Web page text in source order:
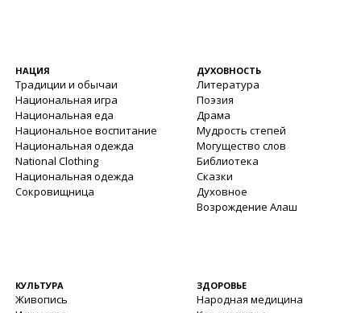
НАЦИЯ
Традиции и обычаи
Национальная игра
Национальная еда
Национальное воспитание
Национальная одежда
National Clothing
Национальная одежда
Сокровищница
ДУХОВНОСТЬ
Литература
Поэзия
Драма
Мудрость степей
Могущество слов
Библиотека
Сказки
Духовное
Возрождение Алаш
КУЛЬТУРА
Живопись
ЗДОРОВЬЕ
Народная медицина